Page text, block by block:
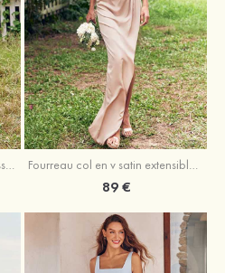
Robe trapèze col bénitier mousseline ras du sol robe de demoiselle d'honneur Fourreau col en v satin extensible asymétrique robe de demoiselle d'honneur
89 €